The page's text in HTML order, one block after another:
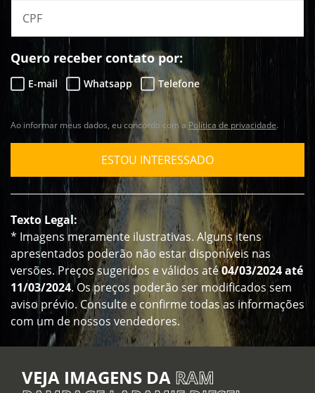
Quero receber contato por:
E-mail Whatsapp Telefone
Ao informar meus dados, eu concordo com a Política de privacidade.
ESTOU INTERESSADO
Texto Legal:
* Imagens meramente ilustrativas. Alguns itens
apresentados poderão não estar disponíveis nas
versões. Preços sugeridos e válidos até04/03/2024 até
11/03/2024. Os preços poderão ser modificados sem
aviso prévio. Consulte e confirme todas as informações
com um de nossos vendedores.
VEJA IMAGENS DA RAM